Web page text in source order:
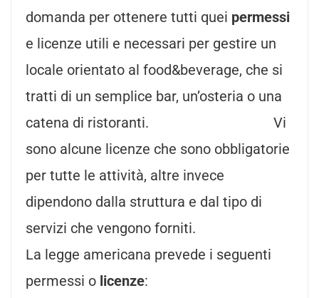
domanda per ottenere tutti quei permessi
e licenze utili e necessari per gestire un
locale orientato al food&beverage, che si
tratti di un semplice bar, un’osteria o una
catena di ristoranti. Vi
sono alcune licenze che sono obbligatorie
per tutte le attività, altre invece
dipendono dalla struttura e dal tipo di
servizi che vengono forniti.
La legge americana prevede i seguenti
permessi o licenze: